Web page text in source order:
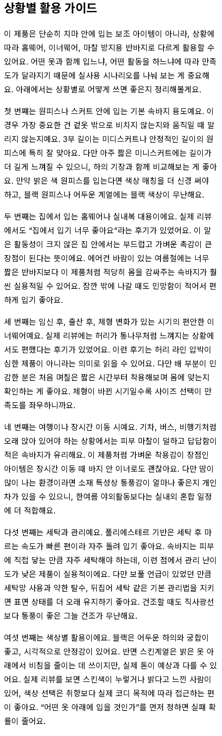
상황별 활용 가이드
이 제품은 단순히 치마 안에 입는 보조 아이템이 아니라, 상황에
따라 홈웨어, 이너웨어, 마찰 방지용 반바지로 다르게 활용할 수
있어요. 어떤 옷과 함께 입느냐, 어떤 활동을 하느냐에 따라 만족
도가 달라지기 때문에 실사용 시나리오를 나눠 보는 게 중요해
요. 아래에서는 상황별로 어떻게 쓰면 좋은지 정리해볼게요.
첫 번째는 원피스나 스커트 안에 입는 기본 속바지 용도예요. 이
경우 가장 중요한 건 겉옷 밖으로 비치지 않는지와 움직일 때 말
리지 않는지예요. 3부 길이는 미디스커트나 안정적인 길이의 원
피스에 특히 잘 맞아요. 다만 아주 짧은 미니스커트에는 길이가
더 길게 느껴질 수 있으니, 하의 기장과 함께 비교해보는 게 좋아
요. 만약 밝은 색 원피스를 입는다면 색상 매칭을 더 신경 써야
하고, 블랙 원피스나 어두운 계열에는 블랙 색상이 무난해요.
두 번째는 집에서 입는 홈웨어나 실내복 대용이에요. 실제 리뷰
에서도 “집에서 입기 너무 좋아요”라는 후기가 있었어요. 이 말
은 활동성이 크지 않은 집 안에서는 부드럽고 가벼운 촉감이 큰
장점이 된다는 뜻이에요. 에어컨 바람이 있는 여름철에는 너무
짧은 반바지보다 이 제품처럼 적당히 몸을 감싸주는 속바지가 훨
씬 실용적일 수 있어요. 잠깐 밖에 나갈 때도 민망함이 적어서 편
하게 입기 좋아요.
세 번째는 임신 후, 출산 후, 체형 변화가 있는 시기의 편안한 이
너웨어예요. 실제 리뷰에는 허리가 통나무처럼 느껴지는 상황에
서도 편했다는 후기가 있었어요. 이런 후기는 허리 라인 압박이
심한 제품이 아니라는 의미로 읽을 수 있어요. 다만 배 부분이 민
감한 분은 처음 며칠은 짧은 시간부터 착용해보며 몸에 맞는지
확인하는 게 좋아요. 체형이 바뀐 시기일수록 사이즈 선택이 만
족도를 좌우하니까요.
네 번째는 여행이나 장시간 이동 시예요. 기차, 버스, 비행기처럼
오래 앉아 있어야 하는 상황에서는 피부 마찰이 덜하고 답답함이
적은 속바지가 유리해요. 이 제품처럼 가벼운 착용감이 장점인
아이템은 장시간 이동 때 바지 안 이너로도 괜찮아요. 다만 땀이
많이 나는 환경이라면 소재 특성상 통풍감이 얼마나 좋은지 개인
차가 있을 수 있으니, 한여름 야외활동보다는 실내외 혼합 일정
에 더 적합해요.
다섯 번째는 세탁과 관리예요. 폴리에스테르 기반은 세탁 후 마
르는 속도가 빠른 편이라 자주 돌려 입기 좋아요. 속바지는 피부
에 직접 닿는 만큼 자주 세탁해야 하는데, 이런 점에서 관리 난이
도가 낮은 제품이 실용적이에요. 다만 보풀 언급이 있었던 만큼
세탁망 사용과 약한 탈수, 뒤집어 세탁 같은 기본 관리법을 지키
면 표면 상태를 더 오래 유지하기 좋아요. 건조할 때도 직사광선
보다 통풍이 좋은 그늘 건조가 무난해요.
여섯 번째는 색상별 활용이에요. 블랙은 어두운 하의와 궁합이
좋고, 시각적으로 안정감이 있어요. 반면 스킨계열은 밝은 옷 아
래에서 비침을 줄이는 데 쓰이지만, 실제 톤이 예상과 다를 수 있
어요. 실제 리뷰를 보면 스킨색이 누렇거나 밝다고 느낀 사람이
있어, 색상 선택은 취향보다 실제 코디 목적에 따라 접근하는 편
이 좋아요. “어떤 옷 아래에 입을 것인가”를 먼저 정하면 실패 확
률이 줄어요.